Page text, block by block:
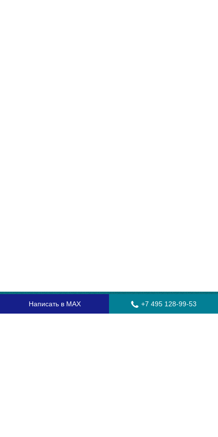
Главная
Написать в MAX +7 495 128-99-53